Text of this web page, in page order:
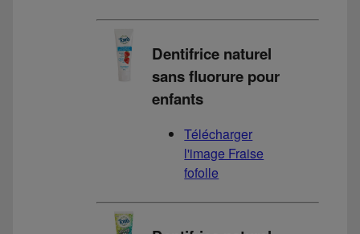
Dentifrice naturel
sans fluorure pour
enfants
Télécharger
l'image Fraise
fofolle